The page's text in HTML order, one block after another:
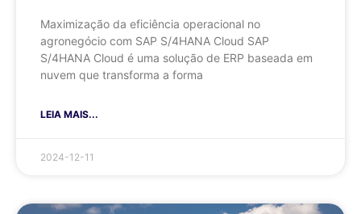
Maximização da eficiência operacional no
agronegócio com SAP S/4HANA Cloud SAP
S/4HANA Cloud é uma solução de ERP baseada em
nuvem que transforma a forma
LEIA MAIS...
2024-12-11